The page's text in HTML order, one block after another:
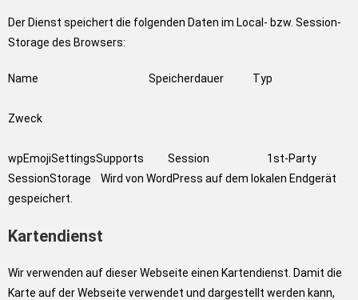
Der Dienst speichert die folgenden Daten im Local- bzw. Session-
Storage des Browsers:
Name Speicherdauer Typ
Zweck
wpEmojiSettingsSupports Session 1st-Party
SessionStorage Wird von WordPress auf dem lokalen Endgerät
gespeichert.
Kartendienst
Wir verwenden auf dieser Webseite einen Kartendienst. Damit die
Karte auf der Webseite verwendet und dargestellt werden kann,